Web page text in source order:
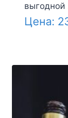
выгодной
Цена: